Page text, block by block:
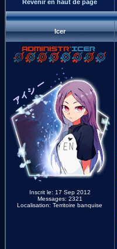
Revenir en haut de page
Icer
Inscrit le: 17 Sep 2012
Messages: 2321
Localisation: Territoire banquise